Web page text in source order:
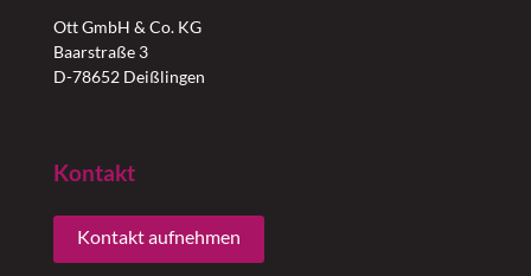
Ott GmbH & Co. KG
Baarstraße 3
D-78652 Deißlingen
Kontakt
Kontakt aufnehmen